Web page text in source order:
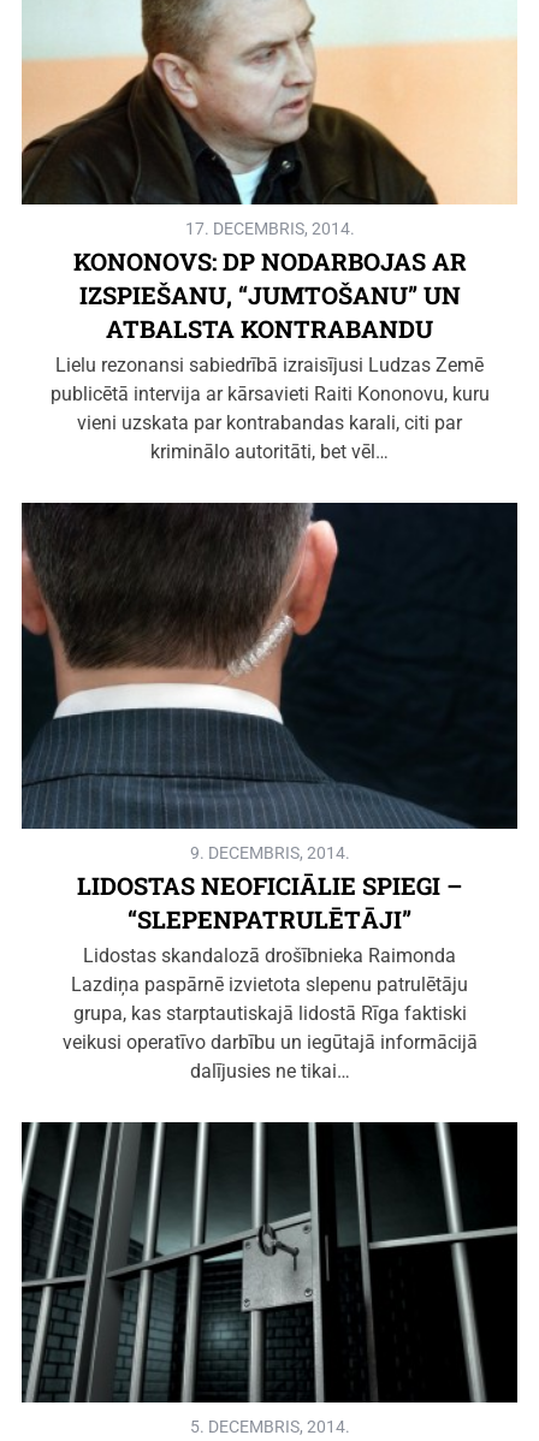
17. DECEMBRIS, 2014.
KONONOVS: DP NODARBOJAS AR
IZSPIEŠANU, “JUMTOŠANU” UN
ATBALSTA KONTRABANDU
Lielu rezonansi sabiedrībā izraisījusi Ludzas Zemē
publicētā intervija ar kārsavieti Raiti Kononovu, kuru
vieni uzskata par kontrabandas karali, citi par
kriminālo autoritāti, bet vēl…
9. DECEMBRIS, 2014.
LIDOSTAS NEOFICIĀLIE SPIEGI –
“SLEPENPATRULĒTĀJI”
Lidostas skandalozā drošībnieka Raimonda
Lazdiņa paspārnē izvietota slepenu patrulētāju
grupa, kas starptautiskajā lidostā Rīga faktiski
veikusi operatīvo darbību un iegūtajā informācijā
dalījusies ne tikai…
5. DECEMBRIS, 2014.